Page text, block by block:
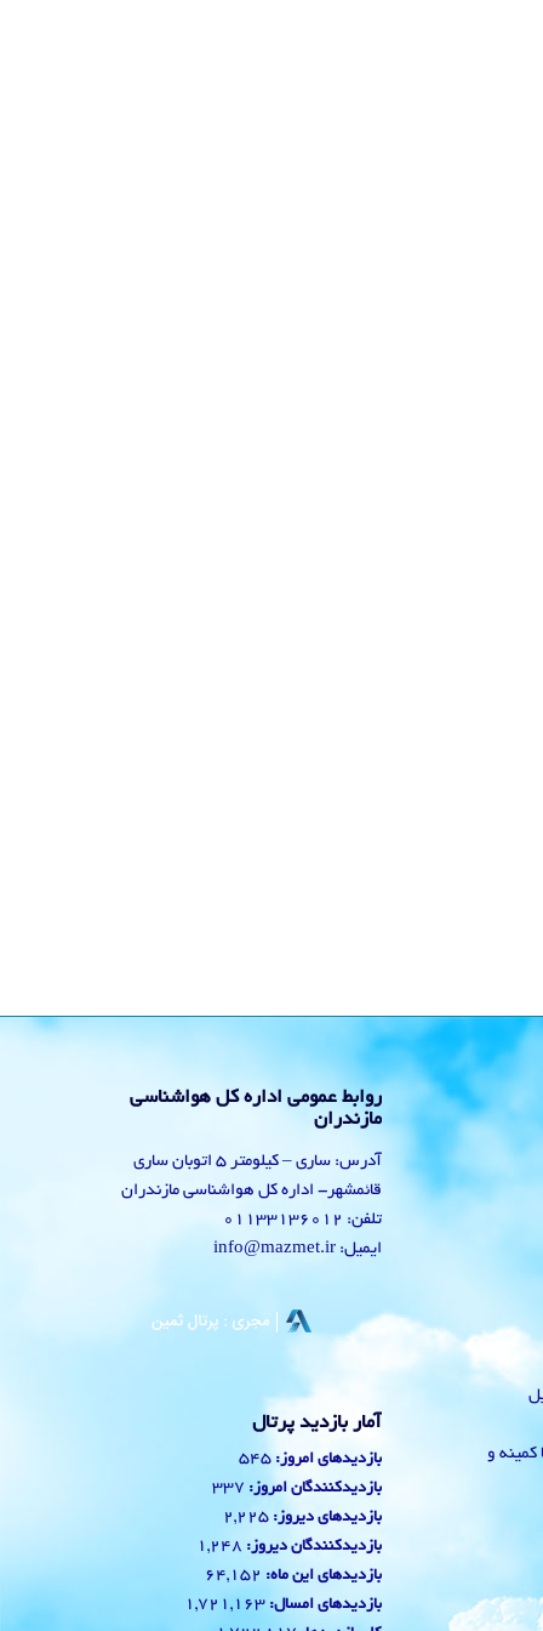
با کمینه و
روابط عمومی اداره کل هواشناسی
مازندران
آدرس: ساری – کیلومتر 5 اتوبان ساری
قائمشهر- اداره کل هواشناسی مازندران
تلفن: 01133136012
ایمیل: info@mazmet.ir
آمار بازدید پرتال
بازدیدهای امروز: 545
بازدیدکنندگان امروز: 337
بازدیدهای دیروز: 2,225
بازدیدکنندگان دیروز: 1,248
بازدیدهای این ماه: 64,152
بازدیدهای امسال: 1,721,163